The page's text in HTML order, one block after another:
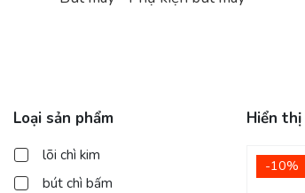
Loại sản phẩm
lõi chì kim
bút chì bấm
Hiển thị
-10%